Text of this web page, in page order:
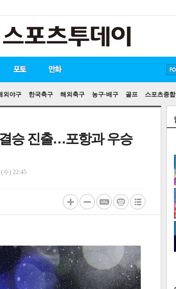
외야구 한국축구 해외축구 농구·배구 골프 스포츠종합
방탄소년단
손흥민
유아인
승 진출…포항과 우승
수) 22:45